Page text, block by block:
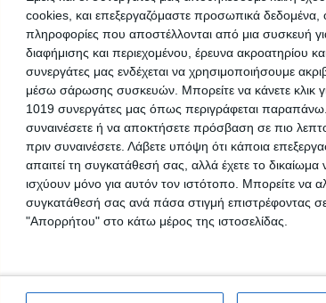
cookies, και επεξεργαζόμαστε προσωπικά δεδομένα,
πληροφορίες που αποστέλλονται από μια συσκευή
διαφήμισης και περιεχομένου, έρευνα ακροατηρίου
συνεργάτες μας ενδέχεται να χρησιμοποιήσουμε
μέσω σάρωσης συσκευών. Μπορείτε να κάνετε κλικ
1019 συνεργάτες μας όπως περιγράφεται παραπάνω.
συναινέσετε ή να αποκτήσετε πρόσβαση σε πιο
πριν συναινέσετε. Λάβετε υπόψη ότι κάποια
απαιτεί τη συγκατάθεσή σας, αλλά έχετε το
ισχύουν μόνο για αυτόν τον ιστότοπο. Μπορείτε να
συγκατάθεσή σας ανά πάσα στιγμή επιστρέφοντας
"Απορρήτου" στο κάτω μέρος της ιστοσελίδας.
Email Print